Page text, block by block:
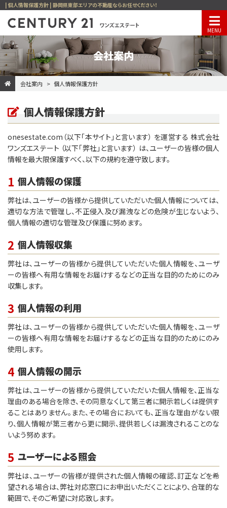
| 個人情報保護方針 | 静岡県東部エリアの不動産ならお任せください！
会社案内
会社案内 個人情報保護方針
個人情報保護方針
onesestate.com（以下「本サイト」と言います） を運営する 株式会社
ワンズエステート （以下「弊社」と言います） は、ユーザーの皆様の個人
情報を最大限保護すべく、以下の規約を遵守致します。
1 個人情報の保護
弊社は、ユーザーの皆様から提供していただいた個人情報については、
適切な方法で管理し、不正侵入及び漏洩などの危険が生じないよう、
個人情報の適切な管理及び保護に努めます。
2 個人情報収集
弊社は、ユーザーの皆様から提供していただいた個人情報を、ユーザ
ーの皆様へ有用な情報をお届けするなどの正当な目的のためにのみ
収集します。
3 個人情報の利用
弊社は、ユーザーの皆様から提供していただいた個人情報を、ユーザ
ーの皆様へ有用な情報をお届けするなどの正当な目的のためにのみ
使用します。
4 個人情報の開示
弊社は、ユーザーの皆様から提供していただいた個人情報を、正当な
理由のある場合を除き、その同意なくして第三者に開示若しくは提供す
ることはありません。また、その場合においても、正当な理由がない限
り、個人情報が第三者から更に開示、提供若しくは漏洩されることのな
いよう努めます。
5 ユーザーによる照会
弊社は、ユーザーの皆様が提供された個人情報の確認、訂正などを希
望される場合は、弊社対応窓口にお申出いただくことにより、合理的な
範囲で、そのご希望に対応致します。